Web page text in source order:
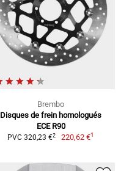
Brembo
Disques de frein homologués
ECE R90
PVC 320,23 €2 220,62 €1